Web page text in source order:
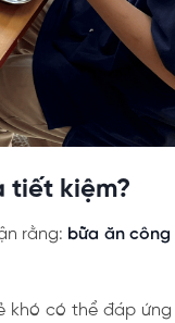
tiết kiệm?
rằng: bữa ăn công
khó có thể đáp